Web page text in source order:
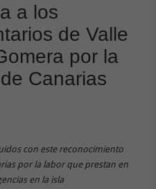
a los
de Valle
por la
Canarias
con este reconocimiento
por la labor que prestan en
en la isla